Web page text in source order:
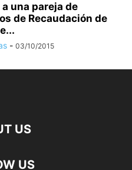
una pareja de
de Recaudación de
- 03/10/2015
US
US